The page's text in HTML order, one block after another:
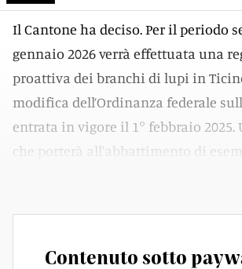
Il Cantone ha deciso. Per il periodo
gennaio 2026 verrà effettuata una
proattiva dei branchi di lupi in
modifica dell’Ordinanza federale
entrata in vigore il 1° febbraio 2025.
che porterà all'abbattimento di
Contenuto sotto